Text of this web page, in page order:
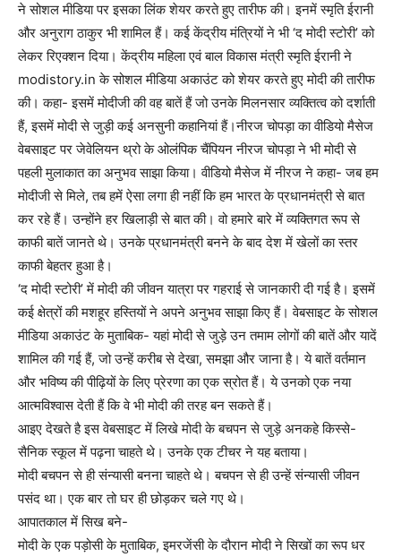
ने सोशल मीडिया पर इसका लिंक शेयर करते हुए तारीफ की। इनमें स्मृति ईरानी
और ​​अनुराग ठाकुर भी शामिल हैं। कई केंद्रीय मंत्रियों ने भी ‘द मोदी स्टोरी’ को
लेकर रिएक्शन दिया। केंद्रीय महिला एवं बाल विकास मंत्री स्मृति ईरानी ने
modistory.in के सोशल मीडिया अकाउंट को शेयर करते हुए मोदी की तारीफ
की। कहा- इसमें मोदीजी की वह बातें हैं जो उनके मिलनसार व्यक्तित्व को दर्शाती
हैं, इसमें मोदी से जुड़ी कई अनसुनी कहानियां हैं।नीरज चोपड़ा का वीडियो मैसेज
वेबसाइट पर जेवेलियन थ्रो के ओलंपिक चैंपियन नीरज चोपड़ा ने भी मोदी से
पहली मुलाकात का अनुभव साझा किया। वीडियो मैसेज में नीरज ने कहा- जब हम
मोदीजी से मिले, तब हमें ऐसा लगा ही नहीं कि हम भारत के प्रधानमंत्री से बात
कर रहे हैं। उन्होंने हर खिलाड़ी से बात की। वो हमारे बारे में व्यक्तिगत रूप से
काफी बातें जानते थे। उनके प्रधानमंत्री बनने के बाद देश में खेलों का स्तर
काफी बेहतर हुआ है।
‘द मोदी स्टोरी’ में मोदी की जीवन यात्रा पर गहराई से जानकारी दी गई है। इसमें
कई क्षेत्रों की मशहूर हस्तियों ने अपने अनुभव साझा किए हैं। वेबसाइट के सोशल
मीडिया अकाउंट के मुताबिक- यहां मोदी से जुड़े उन तमाम लोगों की बातें और यादें
शामिल की गई हैं, जो उन्हें करीब से देखा, समझा और जाना है। ये बातें वर्तमान
और भविष्य की पीढ़ियों के लिए प्रेरणा का एक स्रोत हैं। ये उनको एक नया
आत्मविश्वास देती हैं कि वे भी मोदी की तरह बन सकते हैं।
आइए देखते है इस वेबसाइट में लिखे मोदी के बचपन से जुड़े अनकहे किस्से-
सैनिक स्कूल में पढ़ना चाहते थे। उनके एक टीचर ने यह बताया।
मोदी बचपन से ही संन्यासी बनना चाहते थे। बचपन से ही उन्हें संन्यासी जीवन
पसंद था। एक बार तो घर ही छोड़कर चले गए थे।
आपातकाल में सिख बने-
मोदी के एक पड़ोसी के मुताबिक, इमरजेंसी के दौरान मोदी ने सिखों का रूप धर